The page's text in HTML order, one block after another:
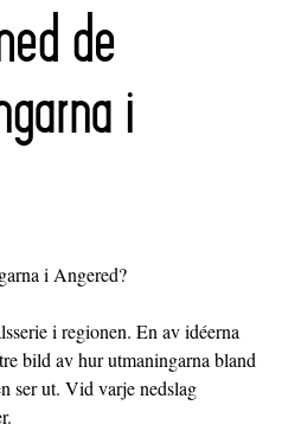
de
i
i Angered?
i regionen. En av idéerna
bild av hur utmaningarna bland
ser ut. Vid varje nedslag